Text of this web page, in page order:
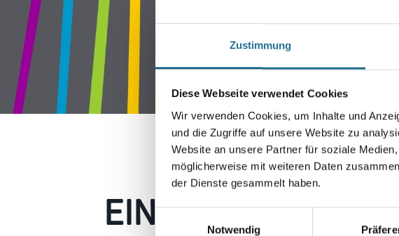
Zustimmung
Diese Webseite verwendet Cookies
Wir verwenden Cookies, um Inhalte und
und die Zugriffe auf unsere Website zu
Website an unsere Partner für soziale
möglicherweise mit weiteren Daten
der Dienste gesammelt haben.
Notwendig
EIN KLEINER